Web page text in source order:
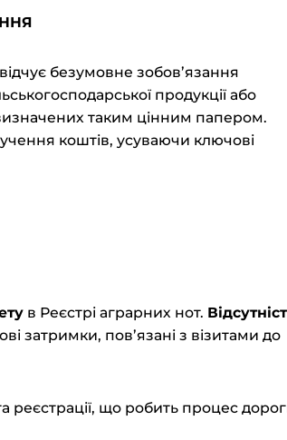
безумовне зобов’язання
продукції або
таким цінним папером.
коштів, усуваючи ключові
в Реєстрі аграрних нот.
затримки, пов’язані з візитами до
реєстрації, що робить процес